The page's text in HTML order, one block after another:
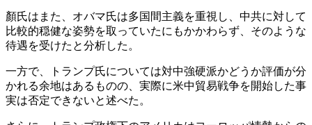
顏氏はまた、オバマ氏は多国間主義を重視し、中共に対して
比較的穏健な姿勢を取っていたにもかかわらず、そのような
待遇を受けたと分析した。
一方で、トランプ氏については対中強硬派かどうか評価が分
かれる余地はあるものの、実際に米中貿易戦争を開始した事
実は否定できないと述べた。